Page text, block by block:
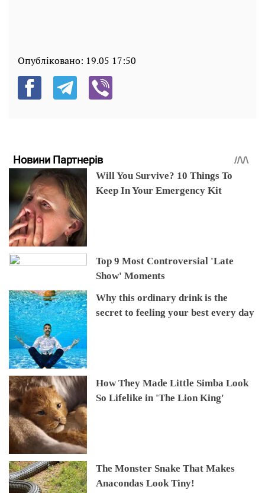
Опубліковано: 19.05 17:50